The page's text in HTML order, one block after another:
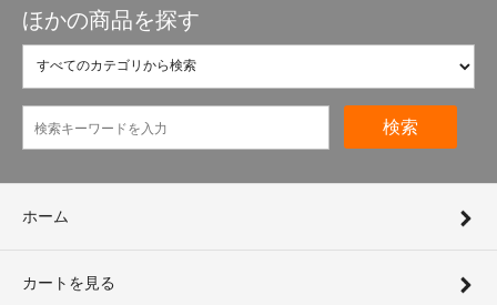
ほかの商品を探す
検索
ホーム
カートを見る